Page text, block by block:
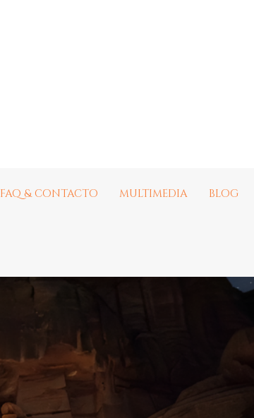
FAQ & CONTACTO MULTIMEDIA BLOG